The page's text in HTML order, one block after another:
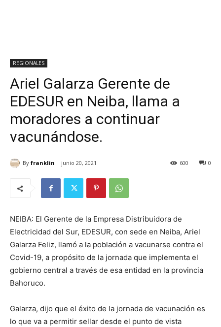
REGIONALES
Ariel Galarza Gerente de
EDESUR en Neiba, llama a
moradores a continuar
vacunándose.
By franklin junio 20, 2021 0
600
NEIBA: El Gerente de la Empresa Distribuidora de
Electricidad del Sur, EDESUR, con sede en Neiba, Ariel
Galarza Feliz, llamó a la población a vacunarse contra el
Covid-19, a propósito de la jornada que implementa el
gobierno central a través de esa entidad en la provincia
Bahoruco.
Galarza, dijo que el éxito de la jornada de vacunación es
lo que va a permitir sellar desde el punto de vista